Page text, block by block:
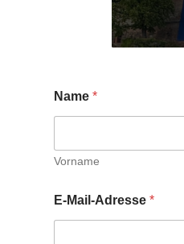
Name*
Vorname
E-Mail-Adresse*